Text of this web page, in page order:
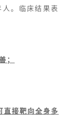
。临床结果表
；
直接靶向全身多